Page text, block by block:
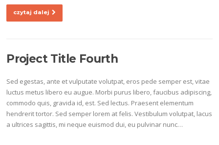
czytaj dalej
Project Title Fourth
Sed egestas, ante et vulputate volutpat, eros pede semper est, vitae
luctus metus libero eu augue. Morbi purus libero, faucibus adipiscing,
commodo quis, gravida id, est. Sed lectus. Praesent elementum
hendrerit tortor. Sed semper lorem at felis. Vestibulum volutpat, lacus
a ultrices sagittis, mi neque euismod dui, eu pulvinar nunc…